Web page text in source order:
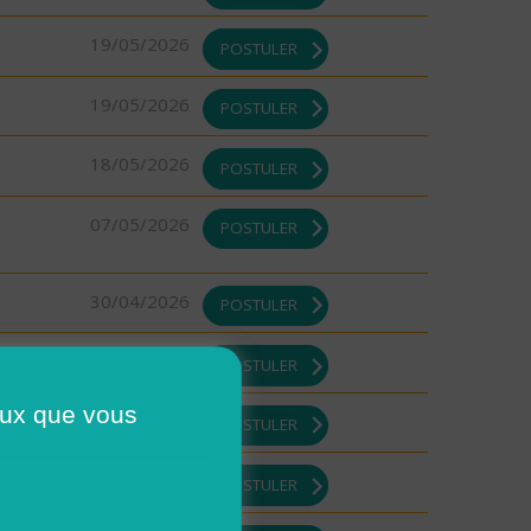
19/05/2026 POSTULER
19/05/2026 POSTULER
18/05/2026 POSTULER
07/05/2026 POSTULER
30/04/2026 POSTULER
POSTULER
29/04/2026 POSTULER
POSTULER
que vous